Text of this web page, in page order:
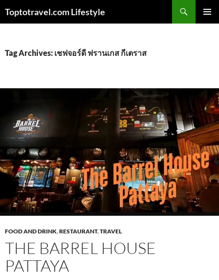
Toptotravel.com Lifestyle
Tag Archives: เชฟจอร์ดี ฟรานเกส กีเตราส
FOOD AND DRINK,RESTAURANT,TRAVEL
THE BARREL HOUSE
PATTAYA